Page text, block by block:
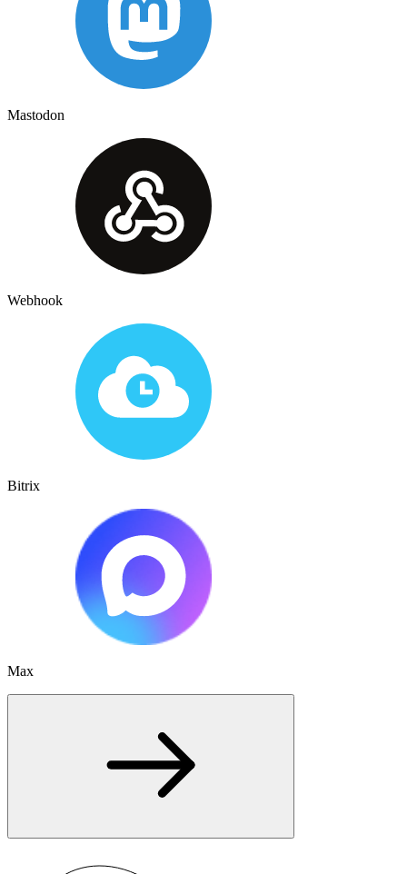
Mastodon
Webhook
Bitrix
Max